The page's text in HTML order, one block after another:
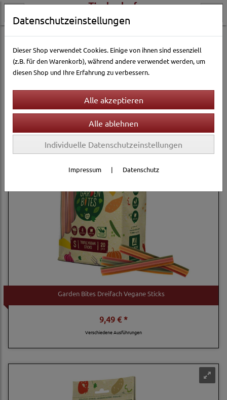
Hundewelt Hundesnacks Garden Bites
Sortierung wählen
Filter
Garden Bites Dreifach Vegane Sticks
9,49 € *
Verschiedene Ausführungen
Datenschutzeinstellungen
Dieser Shop verwendet Cookies. Einige von ihnen sind essenziell
(z.B. für den Warenkorb), während andere verwendet werden, um
diesen Shop und Ihre Erfahrung zu verbessern.
Individuelle Datenschutzeinstellungen
Impressum | Datenschutz